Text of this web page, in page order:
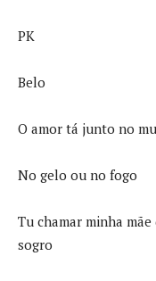
PK
Belo
O amor tá junto no
No gelo ou no fogo
Tu chamar minha
sogro